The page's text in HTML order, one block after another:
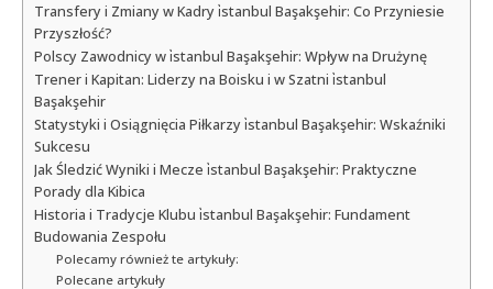
Transfery i Zmiany w Kadry i̇stanbul Başakşehir: Co Przyniesie
Przyszłość?
Polscy Zawodnicy w i̇stanbul Başakşehir: Wpływ na Drużynę
Trener i Kapitan: Liderzy na Boisku i w Szatni i̇stanbul
Başakşehir
Statystyki i Osiągnięcia Piłkarzy i̇stanbul Başakşehir: Wskaźniki
Sukcesu
Jak Śledzić Wyniki i Mecze i̇stanbul Başakşehir: Praktyczne
Porady dla Kibica
Historia i Tradycje Klubu i̇stanbul Başakşehir: Fundament
Budowania Zespołu
Polecamy również te artykuły:
Polecane artykuły